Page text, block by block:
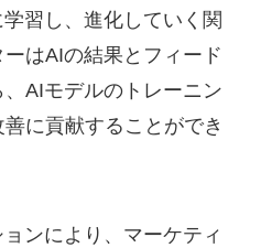
習し、進化していく関
はAIの結果とフィード
AIモデルのトレーニン
に貢献することができ
ンにより、マーケティ